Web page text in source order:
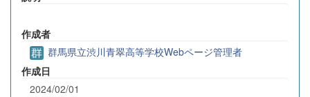
作成者
群馬県立渋川青翠高等学校Webページ管理者
作成日
2024/02/01